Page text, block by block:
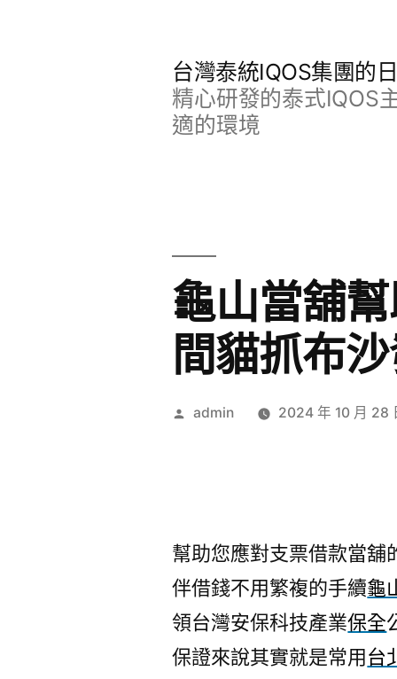
台灣泰統IQOS集團的
精心研發的泰式IQOS
適的環境
龜山當舖
間貓抓布
作
admin 2024 年 10 月 28
幫助您應對支票借款當舖
伴借錢不用繁複的手續龜
領台灣安保科技產業保全
保證來說其實就是常用台